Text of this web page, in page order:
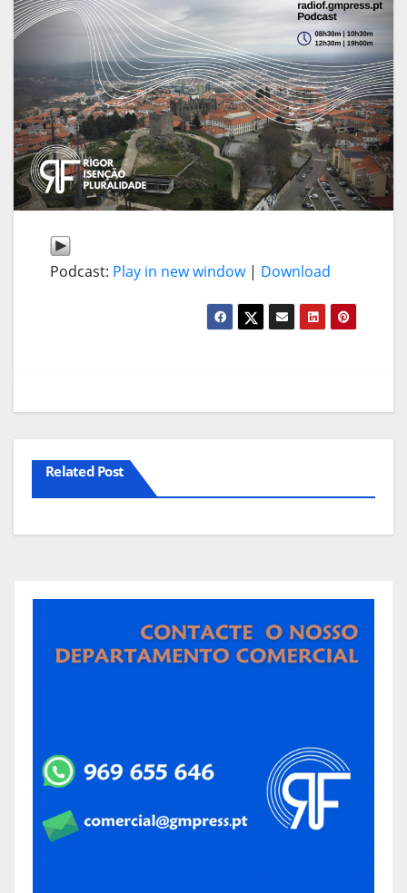
Podcast: Play in new window| Download
Related Post